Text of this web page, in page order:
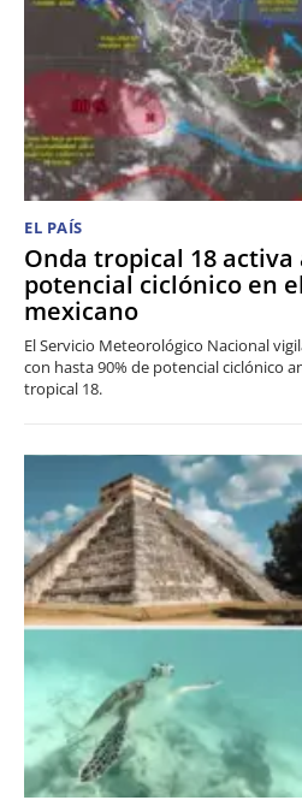
EL PAÍS
Onda tropical 18
potencial ciclónico en
mexicano
El Servicio Meteorológico Nacional
con hasta 90% de potencial ciclónico
tropical 18.